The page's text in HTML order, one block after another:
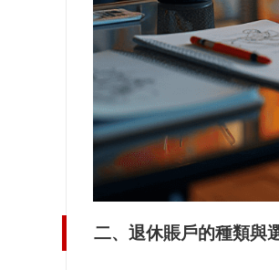
二、退休賬戶的種類與